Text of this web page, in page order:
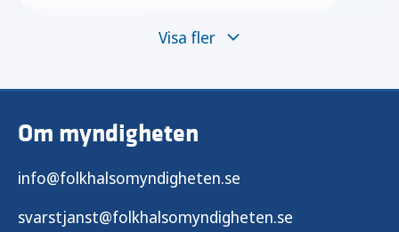
Kontroll, inflytande och delaktighet
En jämlik och hälsofrämjande hälso- och
Hälsa – Resultat för Folkhälsan i Sverige
Visa fler
Om myndigheten
info@folkhalsomyndigheten.se
svarstjanst@folkhalsomyndigheten.se